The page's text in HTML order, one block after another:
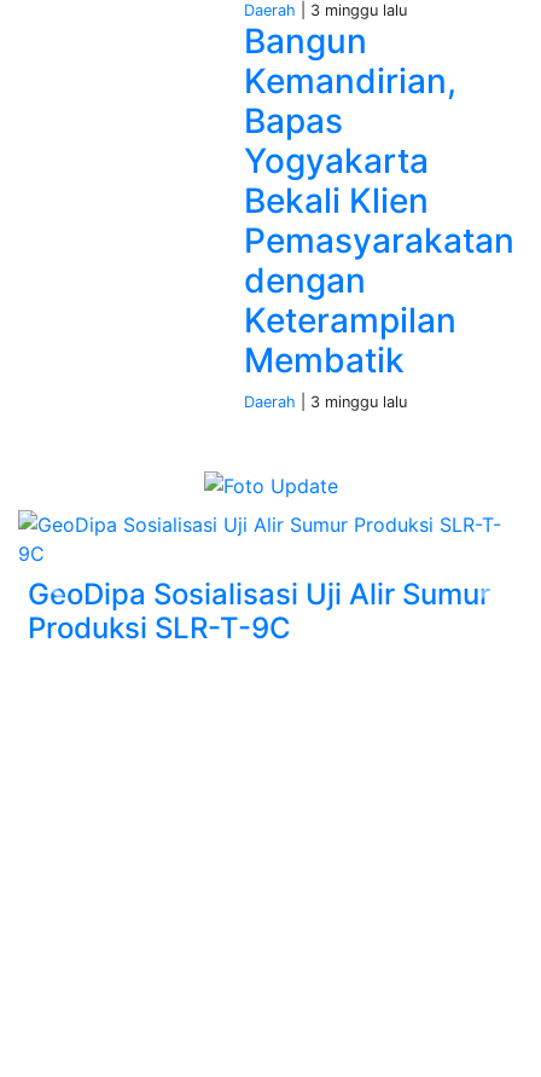
Daerah | 3 minggu lalu
Bangun
Kemandirian,
Bapas
Yogyakarta
Bekali Klien
Pemasyarakatan
dengan
Keterampilan
Membatik
Daerah | 3 minggu lalu
GeoDipa Sosialisasi Uji Alir Sumur
Produksi SLR-T-9C
Previous Next